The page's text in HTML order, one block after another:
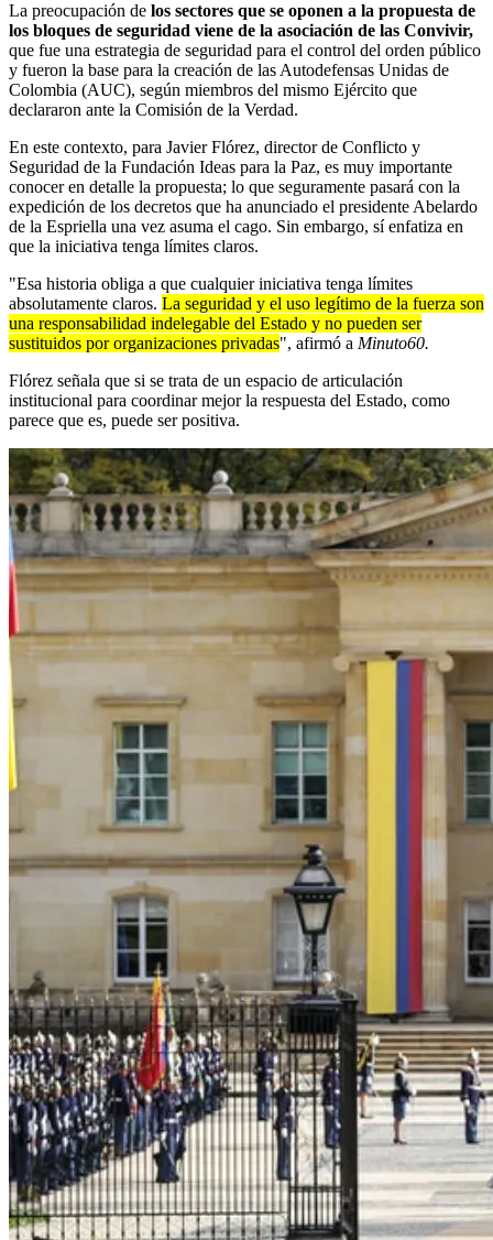
La preocupación de los sectores que se oponen a la propuesta de
los bloques de seguridad viene de la asociación de las Convivir,
que fue una estrategia de seguridad para el control del orden público
y fueron la base para la creación de las Autodefensas Unidas de
Colombia (AUC), según miembros del mismo Ejército que
declararon ante la Comisión de la Verdad.
En este contexto, para Javier Flórez, director de Conflicto y
Seguridad de la Fundación Ideas para la Paz, es muy importante
conocer en detalle la propuesta; lo que seguramente pasará con la
expedición de los decretos que ha anunciado el presidente Abelardo
de la Espriella una vez asuma el cago. Sin embargo, sí enfatiza en
que la iniciativa tenga límites claros.
"Esa historia obliga a que cualquier iniciativa tenga límites
absolutamente claros. La seguridad y el uso legítimo de la fuerza son
una responsabilidad indelegable del Estado y no pueden ser
sustituidos por organizaciones privadas", afirmó a Minuto60.
Flórez señala que si se trata de un espacio de articulación
institucional para coordinar mejor la respuesta del Estado, como
parece que es, puede ser positiva.